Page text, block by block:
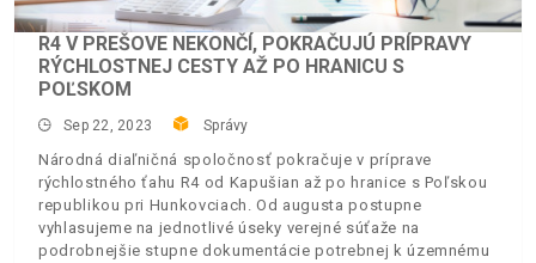
R4 V PREŠOVE NEKONČÍ, POKRAČUJÚ PRÍPRAVY
RÝCHLOSTNEJ CESTY AŽ PO HRANICU S
POĽSKOM
Sep 22, 2023 Správy
Národná diaľničná spoločnosť pokračuje v príprave
rýchlostného ťahu R4 od Kapušian až po hranice s Poľskou
republikou pri Hunkovciach. Od augusta postupne
vyhlasujeme na jednotlivé úseky verejné súťaže na
podrobnejšie stupne dokumentácie potrebnej k územnému